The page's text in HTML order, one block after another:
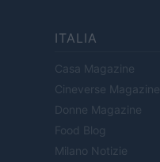
ITALIA
Casa Magazine
Cineverse Magazine
Donne Magazine
Food Blog
Milano Notizie